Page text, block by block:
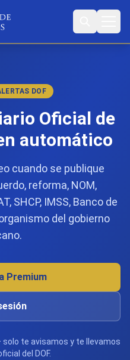
DOF
Oficial de
automático
cuando se publique
reforma, NOM,
SHCP, IMSS, Banco de
del gobierno
Premium
te avisamos y te llevamos
del DOF.